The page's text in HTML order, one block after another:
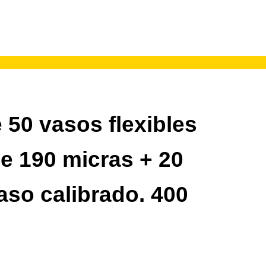
50 vasos flexibles
190 micras + 20
calibrado. 400